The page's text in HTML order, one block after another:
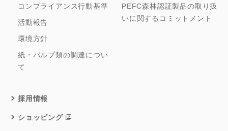
コンプライアンス行動基準
活動報告
環境方針
紙・パルプ類の調達につい
て
PEFC森林認証製品の取り扱
いに関するコミットメント
採用情報
ショッピング